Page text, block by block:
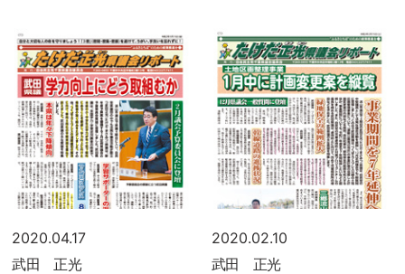
2020.04.17
武田 正光
2020.02.10
武田 正光